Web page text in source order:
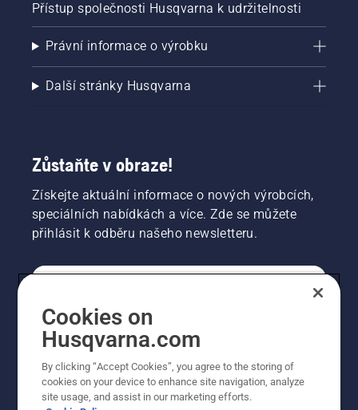
Přístup společnosti Husqvarna k udržitelnosti
Právní informace o výrobku
Další stránky Husqvarna
Zůstaňte v obraze!
Získejte aktuální informace o nových výrobcích,
speciálních nabídkách a více. Zde se můžete
přihlásit k odběru našeho newsletteru.
PROFESIONÁLNÍ
Cookies on
Husqvarna.com
By clicking “Accept Cookies”, you agree to the storing of
cookies on your device to enhance site navigation, analyze
site usage, and assist in our marketing efforts.